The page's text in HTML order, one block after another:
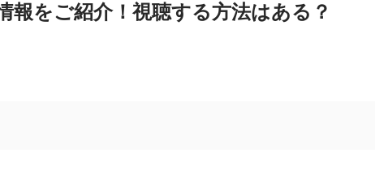
報をご紹介！視聴する方法はある？